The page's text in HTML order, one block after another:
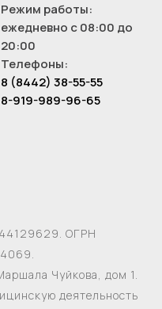
Режим работы:
ежедневно с 08:00 до
20:00
Телефоны:
8 (8442) 38-55-55
8-919-989-96-65
ОГРН
Чуйкова, дом 1.
деятельность